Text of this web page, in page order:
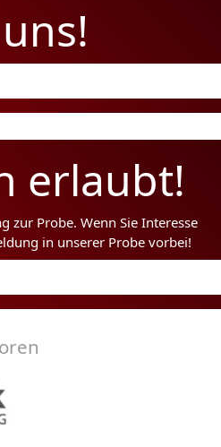
erlaubt!
zur Probe. Wenn Sie Interesse
in unserer Probe vorbei!